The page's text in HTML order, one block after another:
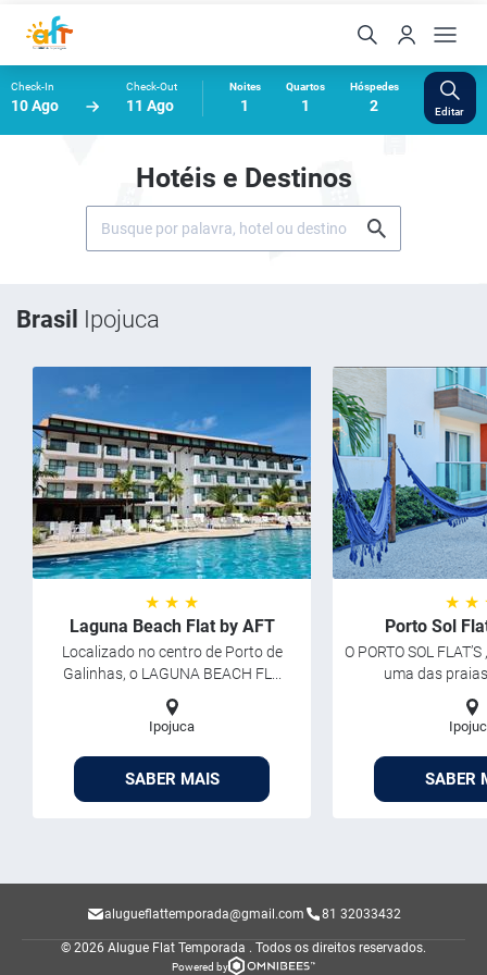
Check-In
10 Ago
Check-Out
11 Ago
Noites
1
Quartos
1
Hóspedes
2 Editar
Hotéis e Destinos
Brasil Ipojuca
★ ★ ★
Laguna Beach Flat by AFT
Localizado no centro de Porto de
Galinhas, o LAGUNA BEACH FL...
Ipojuca
SABER MAIS
★ ★
Porto Sol
O PORTO SOL
uma das
SABER
alugueflattemporada@gmail.com 81 32033432
© 2026 Alugue Flat Temporada . Todos os direitos reservados.
Powered by